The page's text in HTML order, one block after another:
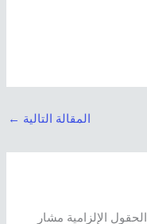
المقالة التالية ←
الحقول الإلزامية مشار